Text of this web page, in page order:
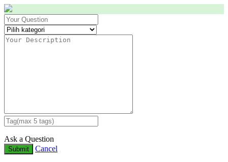
Ask a Question
Submit Cancel